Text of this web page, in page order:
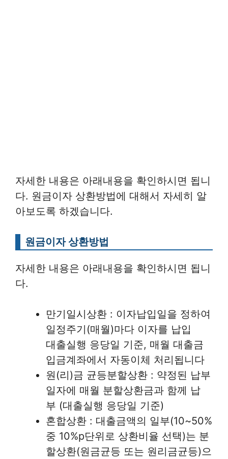
자세한 내용은 아래내용을 확인하시면 됩니
다. 원금이자 상환방법에 대해서 자세히 알
아보도록 하겠습니다.
원금이자 상환방법
자세한 내용은 아래내용을 확인하시면 됩니
다.
만기일시상환 : 이자납입일을 정하여
일정주기(매월)마다 이자를 납입
대출실행 응당일 기준, 매월 대출금
입금계좌에서 자동이체 처리됩니다
원(리)금 균등분할상환 : 약정된 납부
일자에 매월 분할상환금과 함께 납
부 (대출실행 응당일 기준)
혼합상환 : 대출금액의 일부(10~50%
중 10%p단위로 상환비율 선택)는 분
할상환(원금균등 또는 원리금균등)으